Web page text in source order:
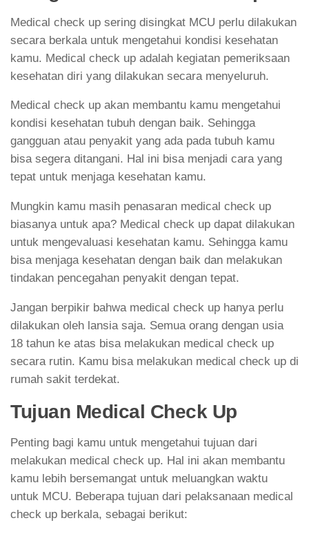
Medical check up sering disingkat MCU perlu dilakukan
secara berkala untuk mengetahui kondisi kesehatan
kamu. Medical check up adalah kegiatan pemeriksaan
kesehatan diri yang dilakukan secara menyeluruh.
Medical check up akan membantu kamu mengetahui
kondisi kesehatan tubuh dengan baik. Sehingga
gangguan atau penyakit yang ada pada tubuh kamu
bisa segera ditangani. Hal ini bisa menjadi cara yang
tepat untuk menjaga kesehatan kamu.
Mungkin kamu masih penasaran medical check up
biasanya untuk apa? Medical check up dapat dilakukan
untuk mengevaluasi kesehatan kamu. Sehingga kamu
bisa menjaga kesehatan dengan baik dan melakukan
tindakan pencegahan penyakit dengan tepat.
Jangan berpikir bahwa medical check up hanya perlu
dilakukan oleh lansia saja. Semua orang dengan usia
18 tahun ke atas bisa melakukan medical check up
secara rutin. Kamu bisa melakukan medical check up di
rumah sakit terdekat.
Tujuan Medical Check Up
Penting bagi kamu untuk mengetahui tujuan dari
melakukan medical check up. Hal ini akan membantu
kamu lebih bersemangat untuk meluangkan waktu
untuk MCU. Beberapa tujuan dari pelaksanaan medical
check up berkala, sebagai berikut: